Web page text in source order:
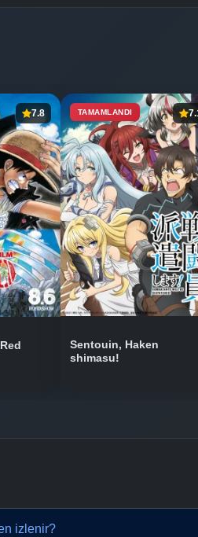
7.8 TAMAMLANDI
Sentouin, Haken
shimasu!
izlenir?